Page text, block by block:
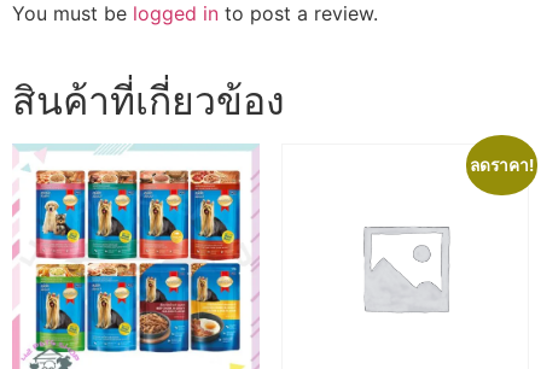
You must be logged in to post a review.
สินค้าที่เกี่ยวข้อง
ลดราคา!